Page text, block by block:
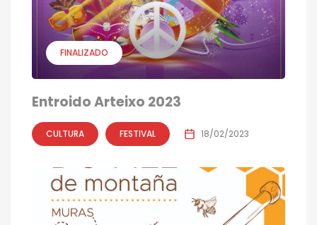
FINALIZADO
Entroido Arteixo 2023
CULTURA FESTIVAL 18/02/2023